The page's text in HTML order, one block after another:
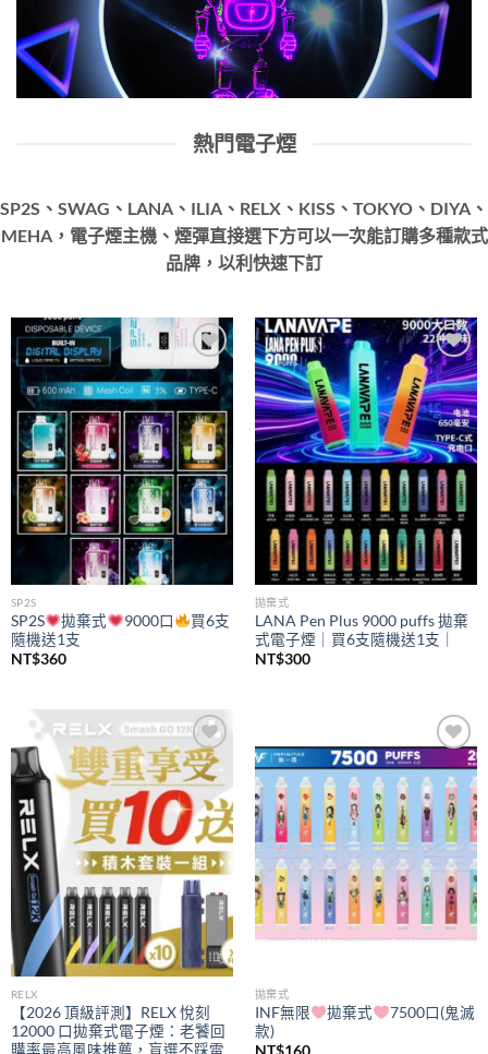
熱門電子煙
SP2S、SWAG、LANA、ILIA、RELX、KISS、TOKYO、DIYA、
MEHA，電子煙主機、煙彈直接選下方可以一次能訂購多種款式
品牌，以利快速下訂
Add to
wishlist
SP2S
SP2S 拋棄式 9000口
買6支
隨機送1支
NT$360
Add to
wishlist
拋棄式
LANA Pen Plus 9000 puffs 拋棄
式電子煙｜買6支隨機送1支｜
NT$300
Add to
wishlist
RELX
【2026 頂級評測】RELX 悅刻
12000 口拋棄式電子煙：老饕回
購率最高風味推薦，盲選不踩雷
wishlist
拋棄式
INF無限 拋棄式
7500口(鬼滅
款)